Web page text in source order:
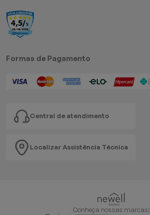
Formas de Pagamento
Central de atendimento
Localizar Assistência Técnica
Conheça nossas marcas: